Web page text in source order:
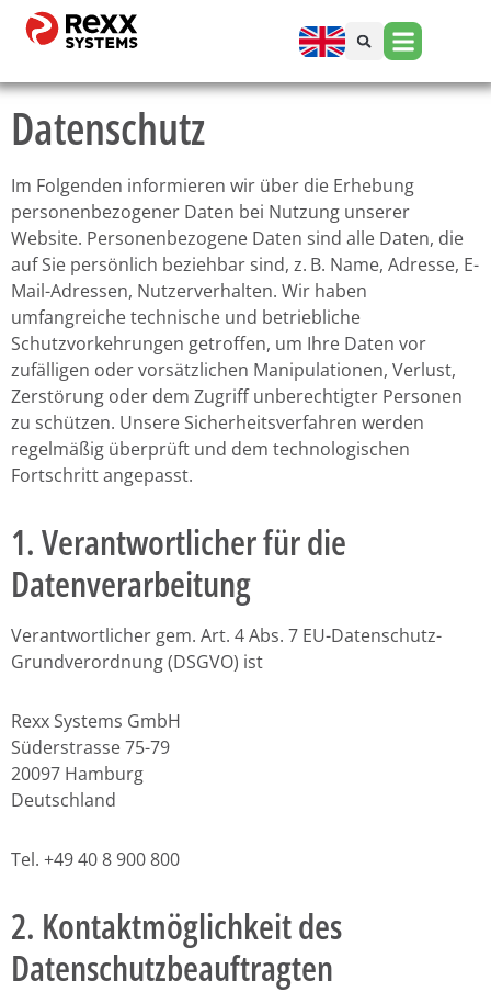
Datenschutz
Im Folgenden informieren wir über die Erhebung
personenbezogener Daten bei Nutzung unserer
Website. Personenbezogene Daten sind alle Daten, die
auf Sie persönlich beziehbar sind, z. B. Name, Adresse, E-
Mail-Adressen, Nutzerverhalten. Wir haben
umfangreiche technische und betriebliche
Schutzvorkehrungen getroffen, um Ihre Daten vor
zufälligen oder vorsätzlichen Manipulationen, Verlust,
Zerstörung oder dem Zugriff unberechtigter Personen
zu schützen. Unsere Sicherheitsverfahren werden
regelmäßig überprüft und dem technologischen
Fortschritt angepasst.
1. Verantwortlicher für die
Datenverarbeitung
Verantwortlicher gem. Art. 4 Abs. 7 EU-Datenschutz-
Grundverordnung (DSGVO) ist
Rexx Systems GmbH
Süderstrasse 75-79
20097 Hamburg
Deutschland
Tel. +49 40 8 900 800
2. Kontaktmöglichkeit des
Datenschutzbeauftragten